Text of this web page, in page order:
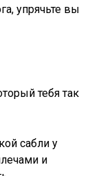
упрячьте вы
тебя так
сабли у
и